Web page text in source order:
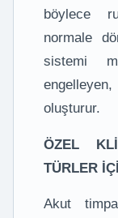
böylece
normale
sistemi
oluşturur.
ÖZEL
TÜRLER
Akut